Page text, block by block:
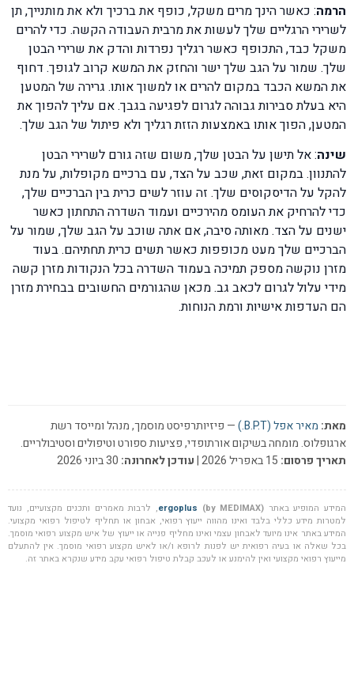
הרמה: כאשר הינך מרים משקל, כופף את ברכיך ולא את מותנייך, תן
לשרירי הרגליים שלך לעשות את מרבית העבודה הקשה. כדי להרים
משקל כבד, התכופף כאשר רגליך נפרדות והדק את שרירי הבטן
שלך. שמור על הגב שלך ישר והחזק את המשא קרוב לגופך. דחוף
את המשא הכבד במקום להרים או למשוך אותו. גרירה של המטען
היא בעלת סבירות גבוהה לגרום לפגיעה בגבך. אם עליך להפוך את
המטען, הפוך אותו באמצעות הזזת רגליך ולא פיתול של הגב שלך.
שינה: אל תישן על הבטן שלך, משום שזה גורם לשרירי הבטן
להתנוון. במקום זאת, שכב על הצד, עם ברכיים מקופלות, על מנת
להקל על הדיסקוסים שלך. זה עוזר לשים כרית בין הברכיים שלך,
כדי להרחיק את העומס מהירכיים ועמוד השדרה התחתון כאשר
ישנים על הצד. מאותה סיבה, אם אתה שוכב על הגב שלך, שמור על
הברכיים שלך מעט מכופפות כאשר תשים כרית תחתיהם. בעוד
מזרן נוקשה מספק תמיכה בעמוד השדרה בכל הנקודות מזרן קשה
מידי עלול לגרום לכאב גב. מכאן שהגורמים החשובים בבחירת מזרן
הם העדפות אישיות ורמת הנוחות.
מאת: מאיר אפל (B.P.T.)
— פיזיותרפיסט מוסמך, מנהל ומייסד רשת
ארגופלוס. מומחה בשיקום אורתופדי, פציעות ספורט וטיפולים וסטיבולריים.
תאריך פרסום:
עודכן לאחרונה:
המידע המופיע באתר ergoplus (by MEDIMAX)
, לרבות מאמרים ותכנים מקצועיים, נועד
למטרות מידע כללי בלבד ואינו מהווה ייעוץ רפואי, אבחון או תחליף לטיפול רפואי מקצועי.
המידע באתר אינו מיועד לאבחון עצמי ואינו מחליף פנייה או ייעוץ של איש מקצוע רפואי מוסמך.
בכל שאלה או בעיה רפואית יש לפנות לרופא ו/או לאיש מקצוע רפואי מוסמך. אין להתעלם
מייעוץ רפואי מקצועי ואין להימנע או לעכב קבלת טיפול רפואי עקב מידע שנקרא באתר זה.